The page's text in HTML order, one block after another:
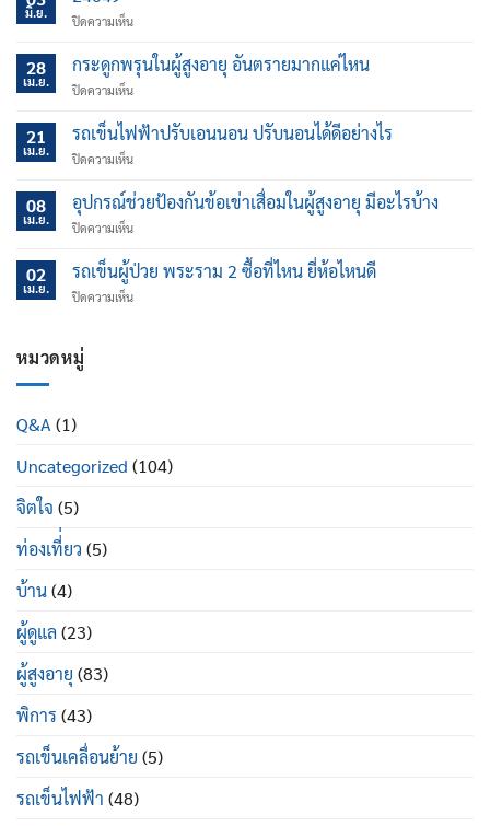
มิ.ย.
ปิดความเห็นบน
28
เม.ย.
กระดูกพรุนในผู้สูงอายุ อันตรายมากแค่ไหน
ปิดความเห็นบน
พรุน
ใน
ผู้
อายุ
มาก
ไหน
21
เม.ย.
รถเข็นไฟฟ้าปรับเอนนอน ปรับนอนได้ดีอย่างไร
ปิดความเห็นบน
เข็น
ไฟฟ้า
ปรับ
นอน
นอน
08
เม.ย.
อุปกรณ์ช่วยป้องกันข้อเข่าเสื่อมในผู้สูงอายุ มีอะไรบ้าง
ปิดความเห็นบน
ช่วย
ป้องกัน
ข้อ
บ้าง
02
เม.ย.
รถเข็นผู้ป่วย พระราม 2 ซื้อที่ไหน ยี่ห้อไหนดี
ปิดความเห็นบน
ยี่ห้อ
หมวดหมู่
Q&A (1)
Uncategorized (104)
จิตใจ (5)
ท่องเที่่ยว (5)
บ้าน(4)
ผู้ดูแล (23)
ผู้สูงอายุ (83)
พิการ (43)
รถเข็นเคลื่อนย้าย (5)
รถเข็นไฟฟ้า (48)